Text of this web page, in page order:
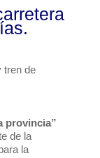
tren de
provincia”
de la
la